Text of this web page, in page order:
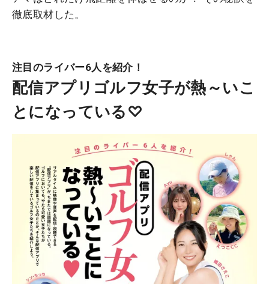
徹底取材した。
注目のライバー6人を紹介！
配信アプリゴルフ女子が熱～いこ
とになっている♡